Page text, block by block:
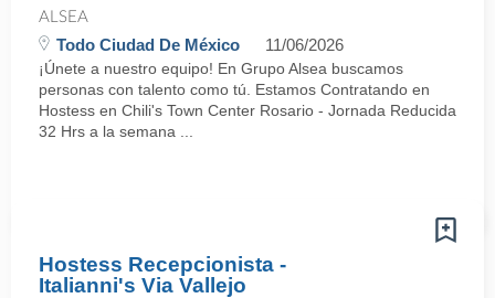
ALSEA
Todo Ciudad De México 11/06/2026
¡Únete a nuestro equipo! En Grupo Alsea buscamos
personas con talento como tú. Estamos Contratando en
Hostess en Chili's Town Center Rosario - Jornada Reducida
32 Hrs a la semana ...
Hostess Recepcionista -
Italianni's Via Vallejo